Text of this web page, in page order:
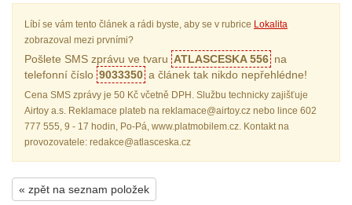
Líbí se vám tento článek a rádi byste, aby se v rubrice Lokalita
zobrazoval mezi prvními?
Pošlete SMS zprávu ve tvaru ATLASCESKA 556 na
telefonní číslo 9033350 a článek tak nikdo nepřehlédne!
Cena SMS zprávy je 50 Kč včetně DPH. Službu technicky zajišťuje
Airtoy a.s. Reklamace plateb na reklamace@airtoy.cz nebo lince 602
777 555, 9 - 17 hodin, Po-Pá, www.platmobilem.cz. Kontakt na
provozovatele: redakce@atlasceska.cz
« zpět na seznam položek